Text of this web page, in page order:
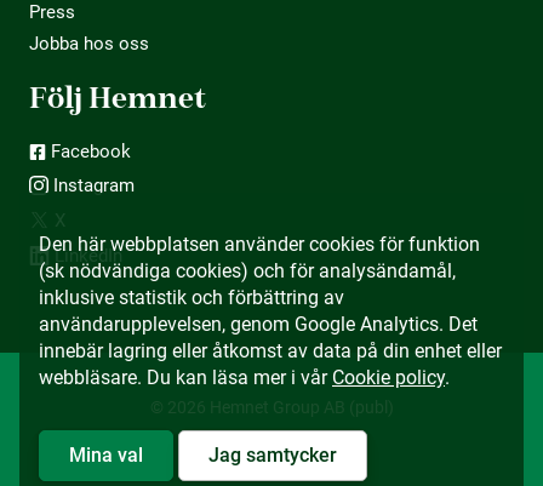
Press
Jobba hos oss
Följ Hemnet
Facebook
Instagram
X
LinkedIn
© 2026 Hemnet Group AB (publ)
Den här webbplatsen använder cookies för funktion
(sk nödvändiga cookies) och för analysändamål,
inklusive statistik och förbättring av
användarupplevelsen, genom Google Analytics. Det
innebär lagring eller åtkomst av data på din enhet eller
webbläsare. Du kan läsa mer i vår Cookie policy.
Mina val Jag samtycker